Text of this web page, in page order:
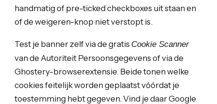
handmatig of pre-ticked checkboxes uit staan en
of de weigeren-knop niet verstopt is.
Test je banner zelf via de gratis Cookie Scanner
van de Autoriteit Persoonsgegevens of via de
Ghostery-browserextensie. Beide tonen welke
cookies feitelijk worden geplaatst vóórdat je
toestemming hebt gegeven. Vind je daar Google